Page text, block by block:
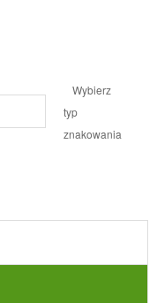
Wybierz
typ
znakowania